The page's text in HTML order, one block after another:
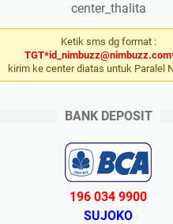
center_thalita
Ketik sms dg format :
kirim ke center diatas untuk Paralel
BANK DEPOSIT
196 034 9900
SUJOKO